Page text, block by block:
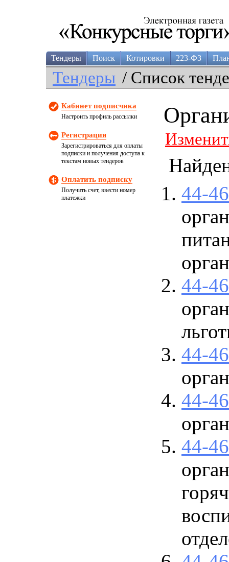
Тендеры Поиск Котировки 223-ФЗ
Тендеры / Список
Кабинет подписчика
Настроить профиль рассылки
Регистрация
Зарегистрироваться для оплаты
подписки и получения доступа к
текстам новых тендеров
Оплатить подписку
Получить счет, ввести номер
платежки
44-
44-
44-
44-
44-